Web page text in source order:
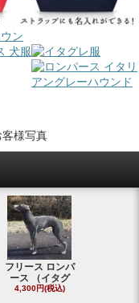
様写真
フリース ロンパ
ース （イタグ
4,300円(税込)